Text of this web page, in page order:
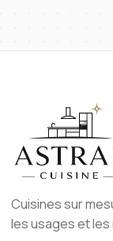
Cuisines sur
les usages et